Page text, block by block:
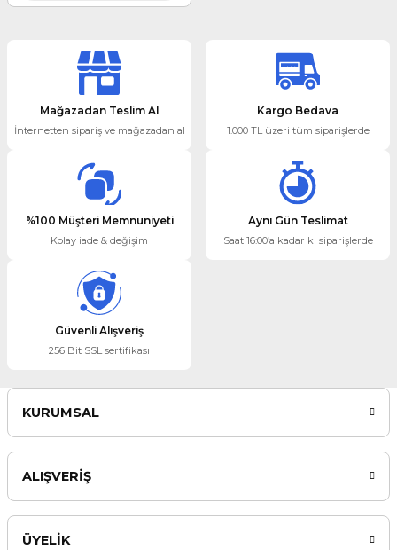
Mağazadan Teslim Al
İnternetten sipariş ve mağazadan al
Kargo Bedava
1.000 TL üzeri tüm siparişlerde
%100 Müşteri Memnuniyeti
Kolay iade & değişim
Aynı Gün Teslimat
Saat 16:00’a kadar ki siparişlerde
Güvenli Alışveriş
256 Bit SSL sertifikası
KURUMSAL
ALIŞVERİŞ
ÜYELİK